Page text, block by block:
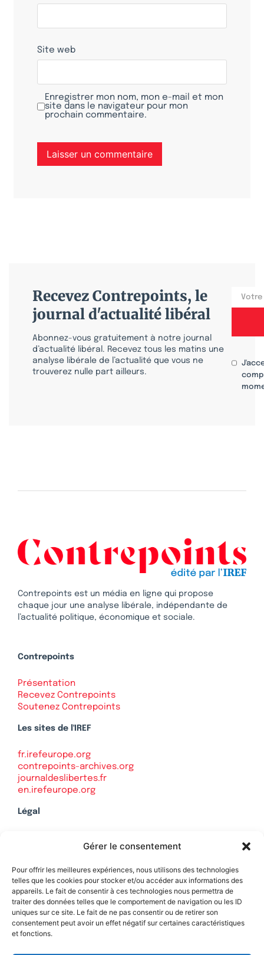
Gérer le consentement
Pour offrir les meilleures expériences, nous utilisons des technologies
telles que les cookies pour stocker et/ou accéder aux informations des
appareils. Le fait de consentir à ces technologies nous permettra de
traiter des données telles que le comportement de navigation ou les ID
uniques sur ce site. Le fait de ne pas consentir ou de retirer son
consentement peut avoir un effet négatif sur certaines caractéristiques
et fonctions.
Site web
Enregistrer mon nom, mon e-mail et mon
site dans le navigateur pour mon
prochain commentaire.
Recevez Contrepoints, le
journal d'actualité libéral
Abonnez-vous gratuitement à notre journal
d’actualité libéral. Recevez tous les matins une
analyse libérale de l’actualité que vous ne
trouverez nulle part ailleurs.
Contrepoints est un média en ligne qui propose
chaque jour une analyse libérale, indépendante de
l’actualité politique, économique et sociale.
Contrepoints
Présentation
Recevez Contrepoints
Soutenez Contrepoints
Les sites de l'IREF
fr.irefeurope.org
contrepoints-archives.org
journaldeslibertes.fr
en.irefeurope.org
Légal
Politique de confidentialité
Soutenez Contrepoints